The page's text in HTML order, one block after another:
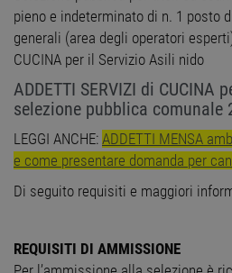
pieno e indeterminato di n. 1 posto
generali (area degli operatori
CUCINA per il Servizio Asili nido
ADDETTI SERVIZI di CUCINA
selezione pubblica comunale
LEGGI ANCHE: ADDETTI MENSA
e come presentare domanda per
Di seguito requisiti e maggiori
REQUISITI DI AMMISSIONE